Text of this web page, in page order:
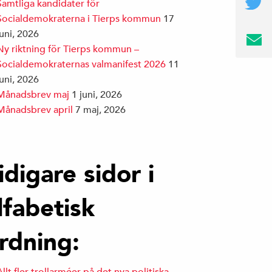
kandidater för
i Tierps kommun 17
2026
riktning för Tierps kommun –
valmanifest 2026 11
2026
maj 1 juni, 2026
april 7 maj, 2026
sidor i